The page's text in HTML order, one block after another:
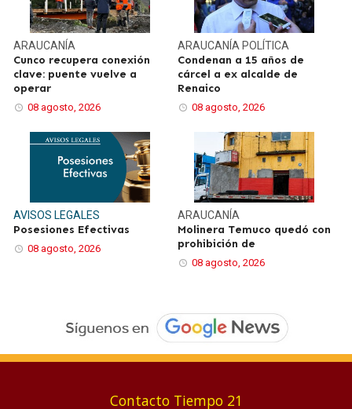
ARAUCANÍA
Cunco recupera conexión
clave: puente vuelve a
operar
08 agosto, 2026
ARAUCANÍA POLÍTICA
Condenan a 15 años de
cárcel a ex alcalde de
Renaico
08 agosto, 2026
AVISOS LEGALES
Posesiones Efectivas
08 agosto, 2026
ARAUCANÍA
Molinera Temuco quedó con
prohibición de
08 agosto, 2026
Contacto Tiempo 21